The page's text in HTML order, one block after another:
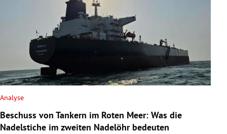
Analyse
Beschuss von Tankern im Roten Meer: Was die
Nadelstiche im zweiten Nadelöhr bedeuten